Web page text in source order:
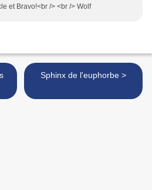
et Bravo!<br /> <br /> Wolf
Sphinx de l'euphorbe >